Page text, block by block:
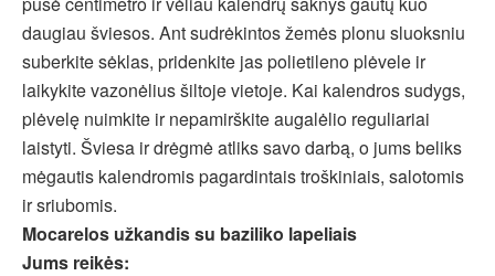
daugiau šviesos. Ant sudrėkintos žemės plonu sluoksniu
suberkite sėklas, pridenkite jas polietileno plėvele ir
laikykite vazonėlius šiltoje vietoje. Kai kalendros sudygs,
plėvelę nuimkite ir nepamirškite augalėlio reguliariai
laistyti. Šviesa ir drėgmė atliks savo darbą, o jums beliks
mėgautis kalendromis pagardintais troškiniais, salotomis
ir sriubomis.
Mocarelos užkandis su baziliko lapeliais
Jums reikės: